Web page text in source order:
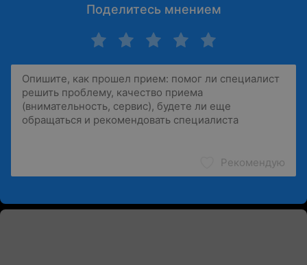
Поделитесь мнением
Рекомендую